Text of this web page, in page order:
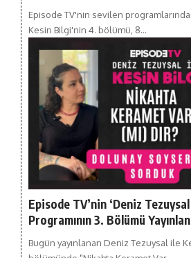
Episode TV'nin sevilen
Kesin Bilgi'nin 4. bölümü, 8…
Episode TV’nin ‘Deniz
Programının 3. Bölümü
Bugün yayınlanan Deniz Tezuysal ile